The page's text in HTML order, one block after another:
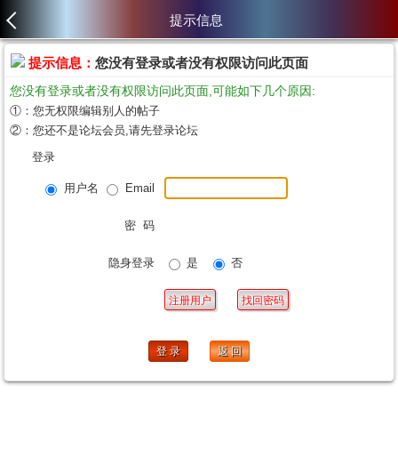
提示信息
提示信息： 您没有登录或者没有权限访问此页面
您没有登录或者没有权限访问此页面,可能如下几个原因:
①：您无权限编辑别人的帖子
②：您还不是论坛会员,请先登录论坛
登录
用户名 Email
密 码
隐身登录 是 否